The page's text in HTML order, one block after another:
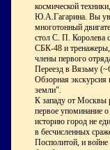
космической
Ю.А.Гагарина. Вы
многотонный
стол С. П. Королева
СБК-48 и тренажеры,
члены первого
Переезд в Вязьму
Обзорная
земли".
К западу от Москвы
первое упоминание
историю город не
в бесчисленных
Посполитой, и